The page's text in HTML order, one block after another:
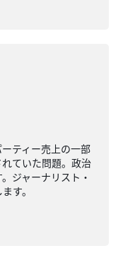
ティー売上の一部
ていた問題。政治
ジャーナリスト・
す。